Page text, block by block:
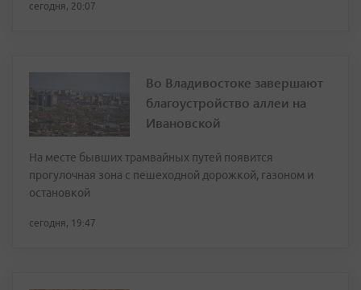
сегодня, 20:07
Во Владивостоке завершают
благоустройство аллеи на
Ивановской
На месте бывших трамвайных путей появится
прогулочная зона с пешеходной дорожкой, газоном и
остановкой
сегодня, 19:47